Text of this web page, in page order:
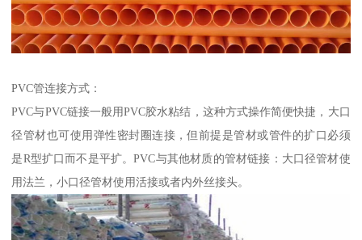
PVC管连接方式：
PVC与PVC链接一般用PVC胶水粘结，这种方式操作简便快捷，大口
径管材也可使用弹性密封圈连接，但前提是管材或管件的扩口必须
是R型扩口而不是平扩。PVC与其他材质的管材链接：大口径管材使
用法兰，小口径管材使用活接或者内外丝接头。